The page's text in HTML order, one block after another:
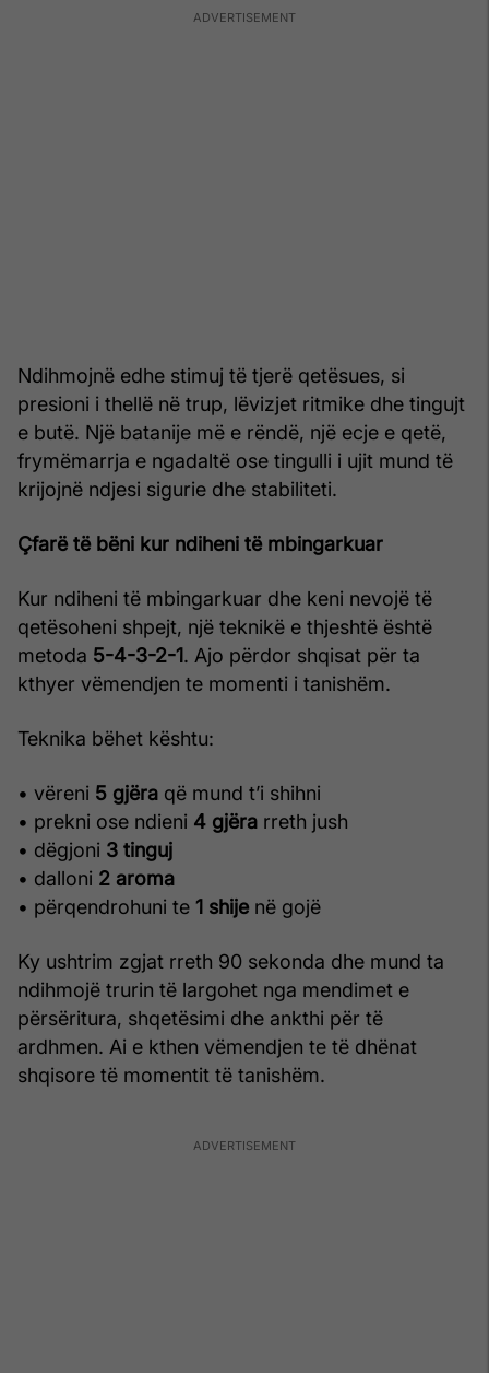
Ndihmojnë edhe stimuj të tjerë qetësues, si
presioni i thellë në trup, lëvizjet ritmike dhe tingujt
e butë. Një batanije më e rëndë, një ecje e qetë,
frymëmarrja e ngadaltë ose tingulli i ujit mund të
krijojnë ndjesi sigurie dhe stabiliteti.
Çfarë të bëni kur ndiheni të mbingarkuar
Kur ndiheni të mbingarkuar dhe keni nevojë të
qetësoheni shpejt, një teknikë e thjeshtë është
metoda 5-4-3-2-1. Ajo përdor shqisat për ta
kthyer vëmendjen te momenti i tanishëm.
Teknika bëhet kështu:
• vëreni 5 gjëra që mund t’i shihni
• prekni ose ndieni 4 gjëra rreth jush
• dëgjoni 3 tinguj
• dalloni 2 aroma
• përqendrohuni te 1 shije në gojë
Ky ushtrim zgjat rreth 90 sekonda dhe mund ta
ndihmojë trurin të largohet nga mendimet e
përsëritura, shqetësimi dhe ankthi për të
ardhmen. Ai e kthen vëmendjen te të dhënat
shqisore të momentit të tanishëm.